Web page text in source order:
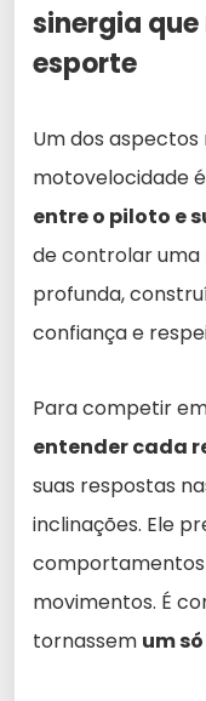
sinergia
esporte
Um dos
motovelocidade
entre o piloto e
de controlar uma
profunda,
confiança e
Para competir
entender cada
suas respostas
inclinações. Ele
comportamentos
movimentos. É
tornassem um